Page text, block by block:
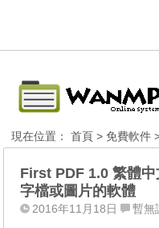
現在位置：首頁 >免費軟件
First PDF 1.0 繁體
字檔或圖片的軟體
2016年11月18日 暫無